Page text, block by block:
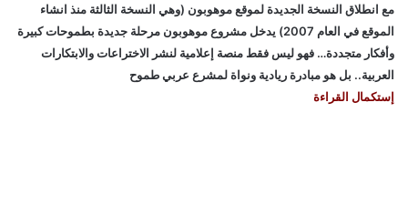
مع انطلاق النسخة الجديدة لموقع موهوبون (وهي النسخة الثالثة منذ انشاء
الموقع في العام 2007) يدخل مشروع موهوبون مرحلة جديدة بطموحات كبيرة
وأفكار متجددة… فهو ليس فقط منصة إعلامية لنشر الاختراعات والابتكارات
العربية.. بل هو مبادرة ريادية ونواة لمشرع عربي طموح
إستكمال القراءة